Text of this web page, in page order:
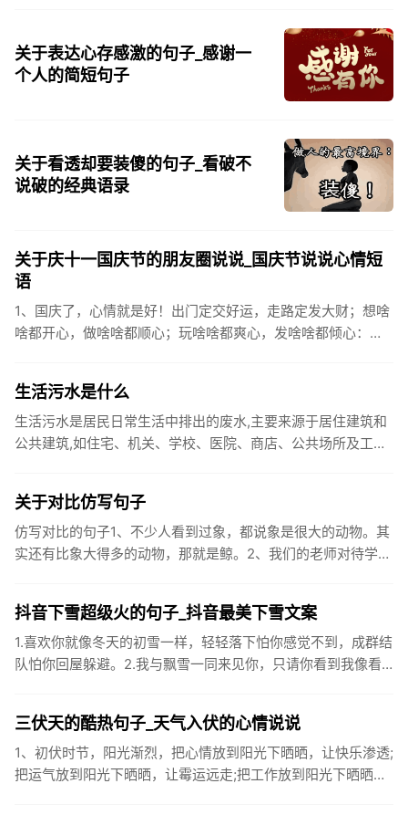
关于表达心存感激的句子_感谢一
个人的简短句子
关于看透却要装傻的句子_看破不
说破的经典语录
关于庆十一国庆节的朋友圈说说_国庆节说说心情短
语
1、国庆了，心情就是好！出门定交好运，走路定发大财；想啥
啥都开心，做啥啥都顺心；玩啥啥都爽心，发啥啥都倾心：祝
生活污水是什么
生活污水是居民日常生活中排出的废水,主要来源于居住建筑和
公共建筑,如住宅、机关、学校、医院、商店、公共场所及工业
关于对比仿写句子
仿写对比的句子1、不少人看到过象，都说象是很大的动物。其
实还有比象大得多的动物，那就是鲸。2、我们的老师对待学生
抖音下雪超级火的句子_抖音最美下雪文案
1.喜欢你就像冬天的初雪一样，轻轻落下怕你感觉不到，成群结
队怕你回屋躲避。2.我与飘雪一同来见你，只请你看到我像看
三伏天的酷热句子_天气入伏的心情说说
1、初伏时节，阳光渐烈，把心情放到阳光下晒晒，让快乐渗透;
把运气放到阳光下晒晒，让霉运远走;把工作放到阳光下晒晒，